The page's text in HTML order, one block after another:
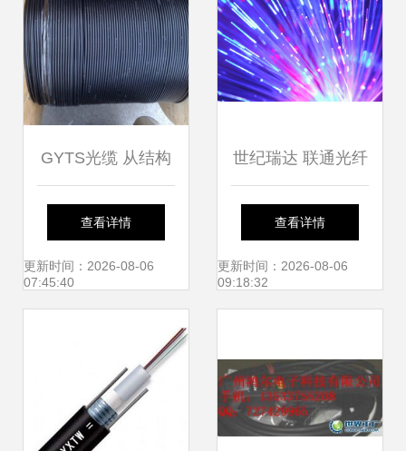
GYTS光缆 从结构
特点到挂缆方法的
全面解析
查看详情
更新时间：2026-08-06
07:45:40
世纪瑞达 联通光纤
集采量价齐升，行
业景气信号显现
查看详情
更新时间：2026-08-06
09:18:32